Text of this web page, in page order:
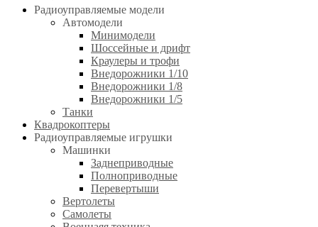
Радиоуправляемые модели
Автомодели
Минимодели
Шоссейные и дрифт
Краулеры и трофи
Внедорожники 1/10
Внедорожники 1/8
Внедорожники 1/5
Танки
Квадрокоптеры
Радиоуправляемые игрушки
Машинки
Заднеприводные
Полноприводные
Перевертыши
Вертолеты
Самолеты